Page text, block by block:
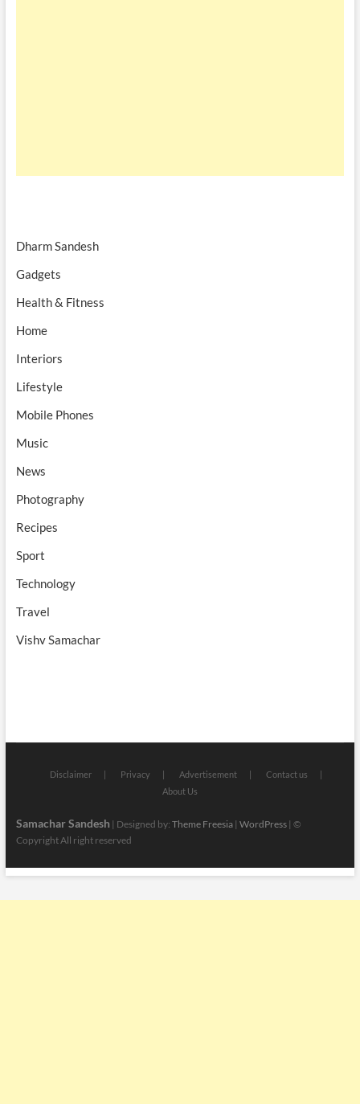
Dharm Sandesh
Gadgets
Health & Fitness
Home
Interiors
Lifestyle
Mobile Phones
Music
News
Photography
Recipes
Sport
Technology
Travel
Vishv Samachar
Disclaimer Privacy Advertisement
Contact us
About Us
Samachar Sandesh | Designed by: Theme Freesia| WordPress| ©
Copyright All right reserved